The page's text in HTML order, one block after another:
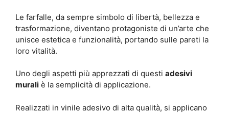
Le farfalle, da sempre simbolo di libertà, bellezza e
trasformazione, diventano protagoniste di un’arte che
unisce estetica e funzionalità, portando sulle pareti la
loro vitalità.
Uno degli aspetti più apprezzati di questi adesivi
murali è la semplicità di applicazione.
Realizzati in vinile adesivo di alta qualità, si applicano